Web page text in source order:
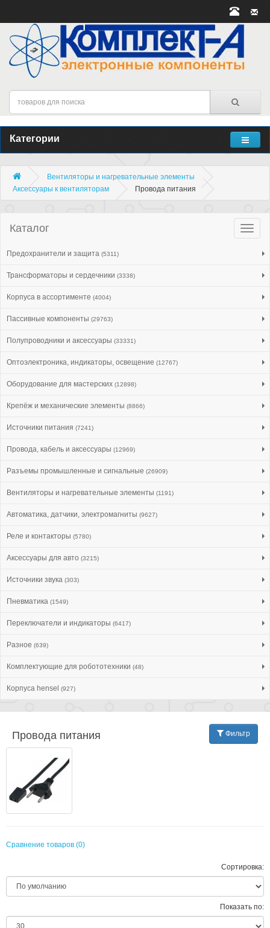
Категории
Вентиляторы и нагревательные элементы
Аксессуары к вентиляторам
Провода питания
Каталог
Предохранители и защита (5311)
Трансформаторы и сердечники (3338)
Корпуса в ассортименте (4004)
Пассивные компоненты (29763)
Полупроводники и аксессуары (33331)
Оптоэлектроника, индикаторы, освещение (12767)
Оборудование для мастерских (12898)
Крепёж и механические элементы (8866)
Источники питания (7241)
Провода, кабель и аксессуары (12969)
Разъемы промышленные и сигнальные (26909)
Вентиляторы и нагревательные элементы (1191)
Автоматика, датчики, электромагниты (9627)
Реле и контакторы (5780)
Аксессуары для авто (3215)
Источники звука (303)
Пневматика (1549)
Переключатели и индикаторы (6417)
Разное (639)
Комплектующие для робототехники (48)
Корпуса hensel (927)
Фильтр
Провода питания
Сравнение товаров (0)
Сортировка:
Показать по: